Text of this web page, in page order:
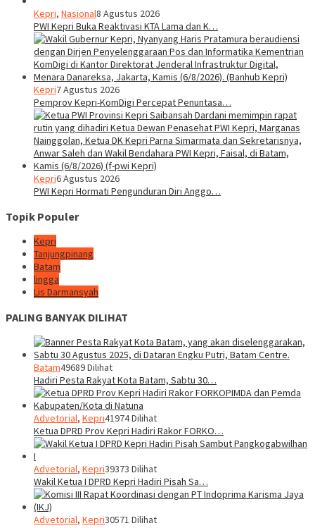
Kepri, Nasional8 Agustus 2026
PWI Kepri Buka Reaktivasi KTA Lama dan K…
Kepri7 Agustus 2026
Pemprov Kepri-KomDigi Percepat Penuntasa…
Kepri6 Agustus 2026
PWI Kepri Hormati Pengunduran Diri Anggo…
Topik Populer
Kepri
Tanjungpinang
Batam
lingga
Lis Darmansyah
PALING BANYAK DILIHAT
Batam49689 Dilihat
Hadiri Pesta Rakyat Kota Batam, Sabtu 30…
Advetorial, Kepri41974 Dilihat
Ketua DPRD Prov Kepri Hadiri Rakor FORKO…
Advetorial, Kepri39373 Dilihat
Wakil Ketua I DPRD Kepri Hadiri Pisah Sa…
Advetorial, Kepri30571 Dilihat